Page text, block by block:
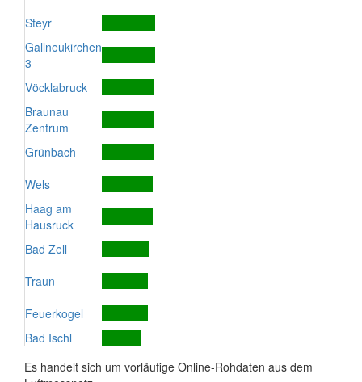
Steyr
Gallneukirchen
3
Vöcklabruck
Braunau
Zentrum
Grünbach
Wels
Haag am
Hausruck
Bad Zell
Traun
Feuerkogel
Bad Ischl
Es handelt sich um vorläufige Online-Rohdaten aus dem